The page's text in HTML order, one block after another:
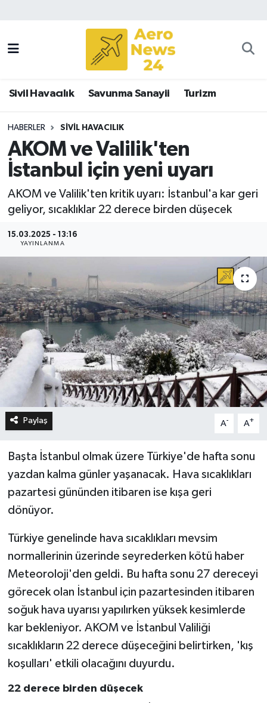
Sivil Havacılık Savunma Sanayii Turizm
HABERLER SIVIL HAVACILIK
AKOM ve Valilik'ten
İstanbul için yeni uyarı
AKOM ve Valilik'ten kritik uyarı: İstanbul'a kar geri
geliyor, sıcaklıklar 22 derece birden düşecek
15.03.2025 - 13:16
YAYINLANMA
Paylaş A- A+
Başta İstanbul olmak üzere Türkiye'de hafta sonu
yazdan kalma günler yaşanacak. Hava sıcaklıkları
pazartesi gününden itibaren ise kışa geri
dönüyor.
Türkiye genelinde hava sıcaklıkları mevsim
normallerinin üzerinde seyrederken kötü haber
Meteoroloji'den geldi. Bu hafta sonu 27 dereceyi
görecek olan İstanbul için pazartesinden itibaren
soğuk hava uyarısı yapılırken yüksek kesimlerde
kar bekleniyor. AKOM ve İstanbul Valiliği
sıcaklıkların 22 derece düşeceğini belirtirken, 'kış
koşulları' etkili olacağını duyurdu.
22 derece birden düşecek